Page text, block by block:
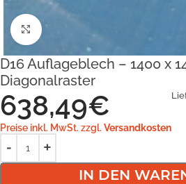
Klick zum Vergrößern
D16 Auflageblech – 1400 x
Diagonalraster
638,49€
Preise inkl. MwSt. zzgl. Versandkosten
IN DEN